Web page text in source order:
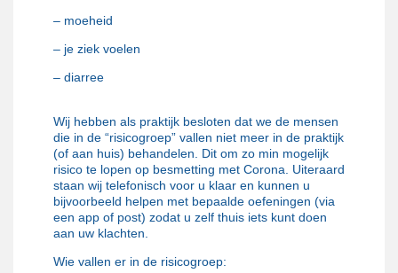
– moeheid
– je ziek voelen
– diarree
Wij hebben als praktijk besloten dat we de mensen
die in de “risicogroep” vallen niet meer in de praktijk
(of aan huis) behandelen. Dit om zo min mogelijk
risico te lopen op besmetting met Corona. Uiteraard
staan wij telefonisch voor u klaar en kunnen u
bijvoorbeeld helpen met bepaalde oefeningen (via
een app of post) zodat u zelf thuis iets kunt doen
aan uw klachten.
Wie vallen er in de risicogroep: